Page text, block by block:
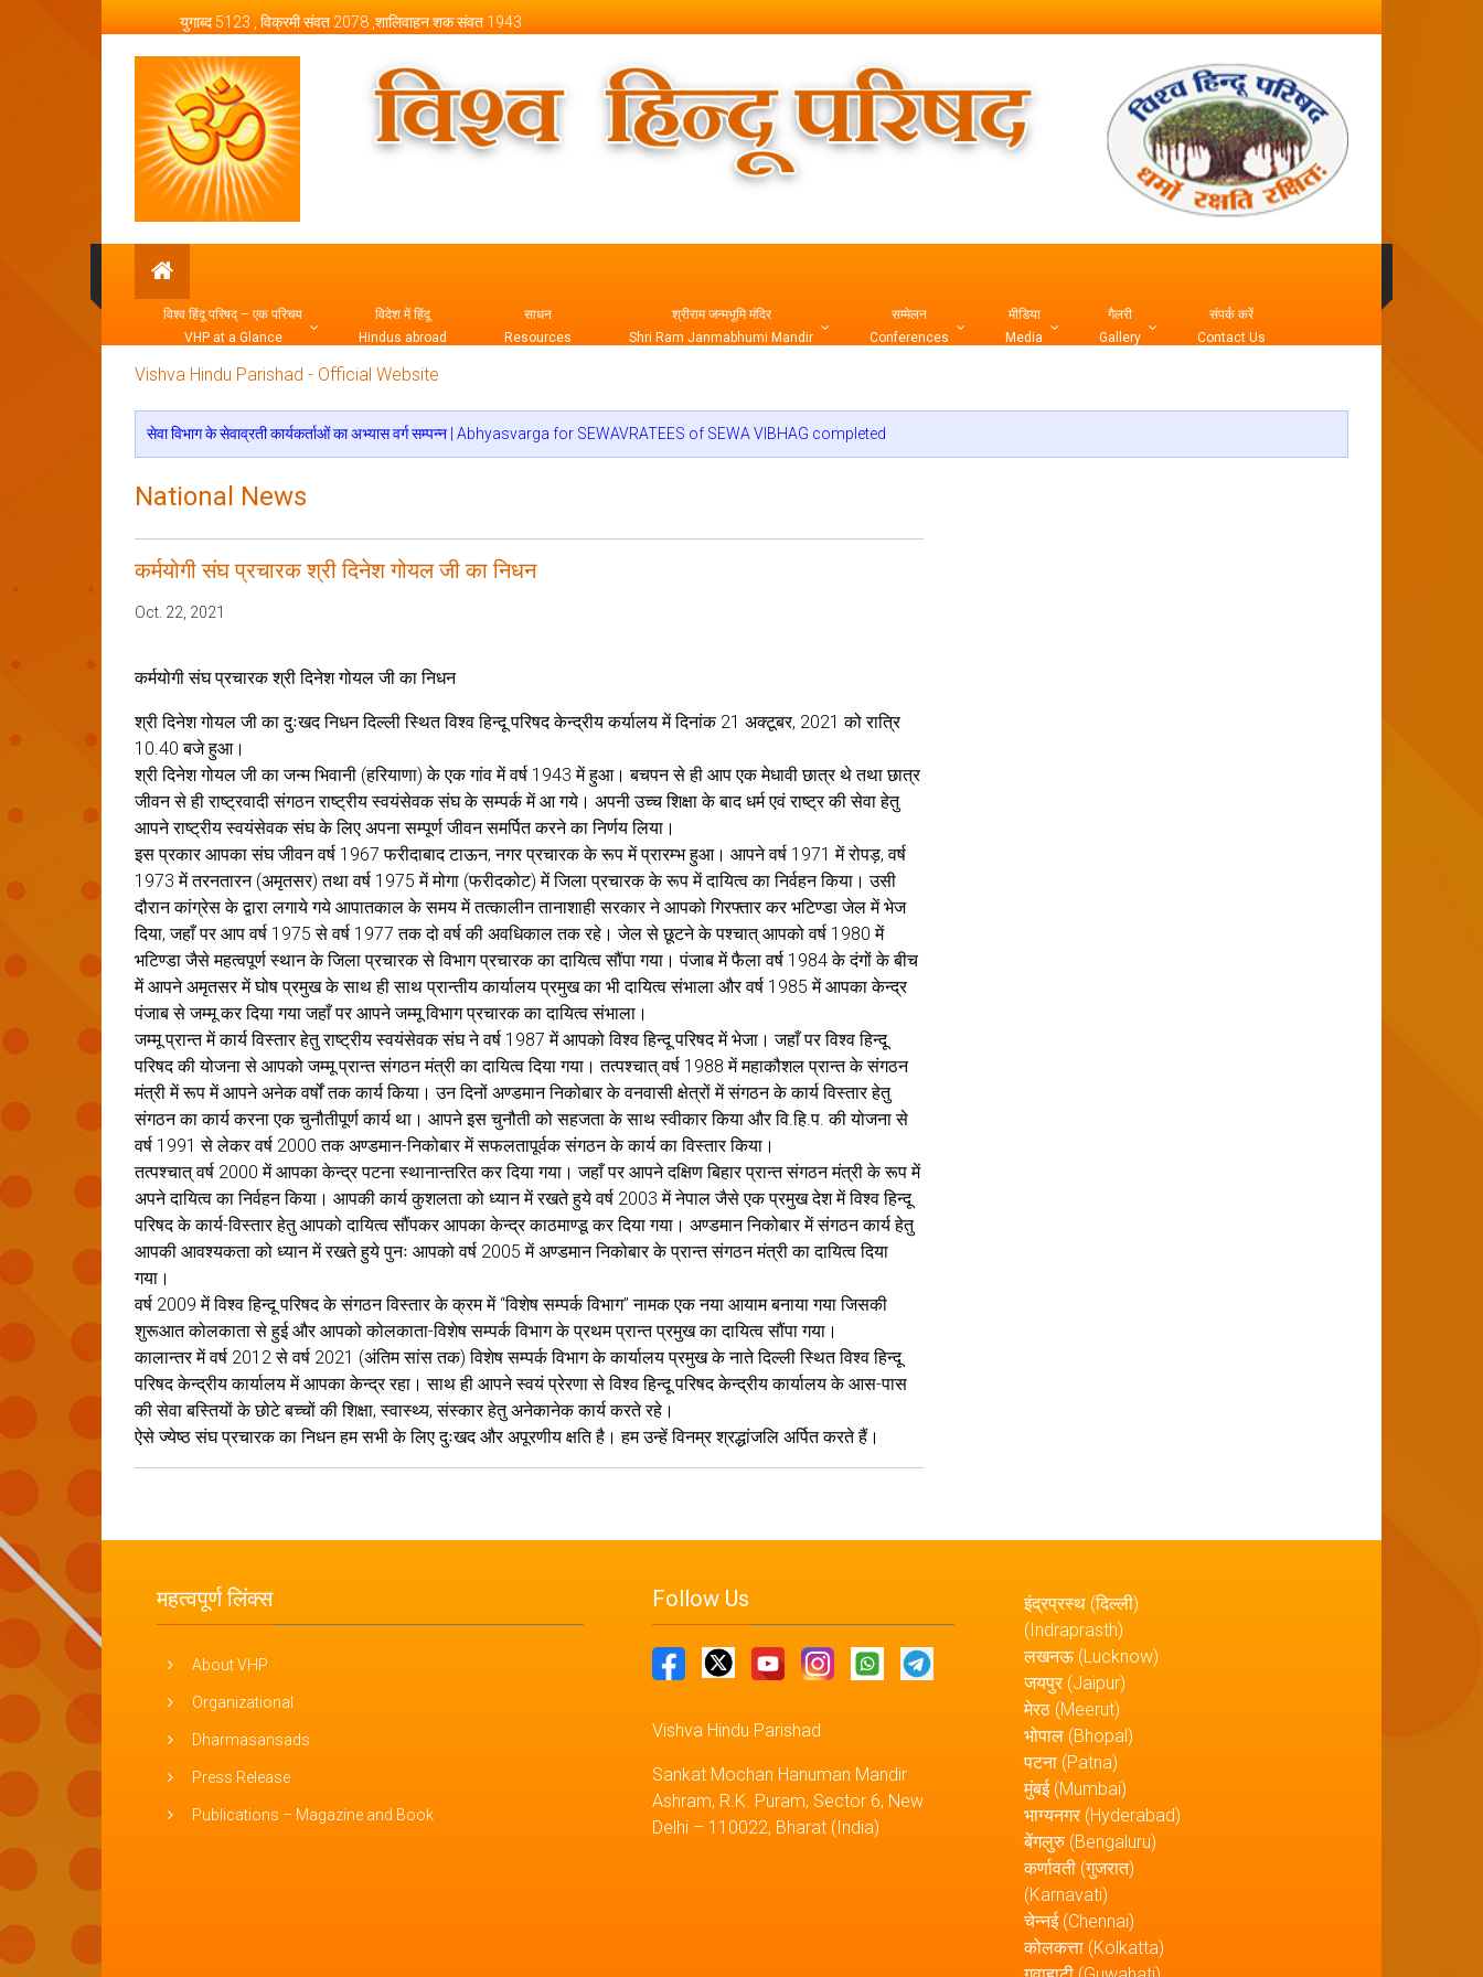
युगाब्द 5123 , विक्रमी संवत 2078 ,शालिवाहन शक संवत 1943
Vishva Hindu Parishad – Official Website
विश्व हिंदू परिषद् – एक परिचय
VHP at a Glance
विदेश में हिंदू
Hindus abroad
साधन
Resources
श्रीराम जन्मभूमि मंदिर
Shri Ram Janmabhumi Mandir
सम्मेलन
Conferences
मीडिया
Media
गैलरी
Gallery
संपर्क करें
Contact Us
Vishva Hindu Parishad - Official Website
सेवा विभाग के सेवाव्रती कार्यकर्ताओं का अभ्यास वर्ग सम्पन्न | Abhyasvarga for SEWAVRATEES of SEWA VIBHAG completed
National News
कर्मयोगी संघ प्रचारक श्री दिनेश गोयल जी का निधन
Oct. 22, 2021
कर्मयोगी संघ प्रचारक श्री दिनेश गोयल जी का निधन
श्री दिनेश गोयल जी का दुःखद निधन दिल्ली स्थित विश्व हिन्दू परिषद केन्द्रीय कर्यालय में दिनांक 21 अक्टूबर, 2021 को रात्रि
10.40 बजे हुआ।
श्री दिनेश गोयल जी का जन्म भिवानी (हरियाणा) के एक गांव में वर्ष 1943 में हुआ। बचपन से ही आप एक मेधावी छात्र थे तथा छात्र
जीवन से ही राष्ट्रवादी संगठन राष्ट्रीय स्वयंसेवक संघ के सम्पर्क में आ गये। अपनी उच्च शिक्षा के बाद धर्म एवं राष्ट्र की सेवा हेतु
आपने राष्ट्रीय स्वयंसेवक संघ के लिए अपना सम्पूर्ण जीवन समर्पित करने का निर्णय लिया।
इस प्रकार आपका संघ जीवन वर्ष 1967 फरीदाबाद टाऊन, नगर प्रचारक के रूप में प्रारम्भ हुआ। आपने वर्ष 1971 में रोपड़, वर्ष
1973 में तरनतारन (अमृतसर) तथा वर्ष 1975 में मोगा (फरीदकोट) में जिला प्रचारक के रूप में दायित्व का निर्वहन किया। उसी
दौरान कांग्रेस के द्वारा लगाये गये आपातकाल के समय में तत्कालीन तानाशाही सरकार ने आपको गिरफ्तार कर भटिण्डा जेल में भेज
दिया, जहाँ पर आप वर्ष 1975 से वर्ष 1977 तक दो वर्ष की अवधिकाल तक रहे। जेल से छूटने के पश्चात् आपको वर्ष 1980 में
भटिण्डा जैसे महत्वपूर्ण स्थान के जिला प्रचारक से विभाग प्रचारक का दायित्व सौंपा गया। पंजाब में फैला वर्ष 1984 के दंगों के बीच
में आपने अमृतसर में घोष प्रमुख के साथ ही साथ प्रान्तीय कार्यालय प्रमुख का भी दायित्व संभाला और वर्ष 1985 में आपका केन्द्र
पंजाब से जम्मू कर दिया गया जहाँ पर आपने जम्मू विभाग प्रचारक का दायित्व संभाला।
जम्मू प्रान्त में कार्य विस्तार हेतु राष्ट्रीय स्वयंसेवक संघ ने वर्ष 1987 में आपको विश्व हिन्दू परिषद में भेजा। जहाँ पर विश्व हिन्दू
परिषद की योजना से आपको जम्मू प्रान्त संगठन मंत्री का दायित्व दिया गया। तत्पश्चात् वर्ष 1988 में महाकौशल प्रान्त के संगठन
मंत्री में रूप में आपने अनेक वर्षों तक कार्य किया। उन दिनों अण्डमान निकोबार के वनवासी क्षेत्रों में संगठन के कार्य विस्तार हेतु
संगठन का कार्य करना एक चुनौतीपूर्ण कार्य था। आपने इस चुनौती को सहजता के साथ स्वीकार किया और वि.हि.प. की योजना से
वर्ष 1991 से लेकर वर्ष 2000 तक अण्डमान-निकोबार में सफलतापूर्वक संगठन के कार्य का विस्तार किया।
तत्पश्चात् वर्ष 2000 में आपका केन्द्र पटना स्थानान्तरित कर दिया गया। जहाँ पर आपने दक्षिण बिहार प्रान्त संगठन मंत्री के रूप में
अपने दायित्व का निर्वहन किया। आपकी कार्य कुशलता को ध्यान में रखते हुये वर्ष 2003 में नेपाल जैसे एक प्रमुख देश में विश्व हिन्दू
परिषद के कार्य-विस्तार हेतु आपको दायित्व सौंपकर आपका केन्द्र काठमाण्डू कर दिया गया। अण्डमान निकोबार में संगठन कार्य हेतु
आपकी आवश्यकता को ध्यान में रखते हुये पुनः आपको वर्ष 2005 में अण्डमान निकोबार के प्रान्त संगठन मंत्री का दायित्व दिया
गया।
वर्ष 2009 में विश्व हिन्दू परिषद के संगठन विस्तार के क्रम में ‘‘विशेष सम्पर्क विभाग’’ नामक एक नया आयाम बनाया गया जिसकी
शुरूआत कोलकाता से हुई और आपको कोलकाता-विशेष सम्पर्क विभाग के प्रथम प्रान्त प्रमुख का दायित्व सौंपा गया।
कालान्तर में वर्ष 2012 से वर्ष 2021 (अंतिम सांस तक) विशेष सम्पर्क विभाग के कार्यालय प्रमुख के नाते दिल्ली स्थित विश्व हिन्दू
परिषद केन्द्रीय कार्यालय में आपका केन्द्र रहा। साथ ही आपने स्वयं प्रेरणा से विश्व हिन्दू परिषद केन्द्रीय कार्यालय के आस-पास
की सेवा बस्तियों के छोटे बच्चों की शिक्षा, स्वास्थ्य, संस्कार हेतु अनेकानेक कार्य करते रहे।
ऐसे ज्येष्ठ संघ प्रचारक का निधन हम सभी के लिए दुःखद और अपूरणीय क्षति है। हम उन्हें विनम्र श्रद्धांजलि अर्पित करते हैं।
महत्वपूर्ण लिंक्स
About VHP
Organizational
Dharmasansads
Press Release
Publications – Magazine and Book
Follow Us
Vishva Hindu Parishad
Sankat Mochan Hanuman Mandir
Ashram, R.K. Puram, Sector 6, New
Delhi – 110022, Bharat (India)
इंद्रप्रस्थ (दिल्ली)
(Indraprasth)
लखनऊ (Lucknow)
जयपुर (Jaipur)
मेरठ (Meerut)
भोपाल (Bhopal)
पटना (Patna)
मुंबई (Mumbai)
भाग्यनगर (Hyderabad)
बेंगलुरु (Bengaluru)
कर्णावती (गुजरात)
(Karnavati)
चेन्नई (Chennai)
कोलकत्ता (Kolkatta)